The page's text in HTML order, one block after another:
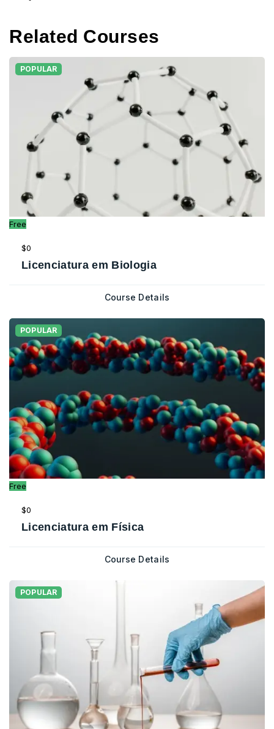
Related Courses
Free
POPULAR
$0
Licenciatura em Biologia
Course Details
Free
POPULAR
$0
Licenciatura em Física
Course Details
POPULAR